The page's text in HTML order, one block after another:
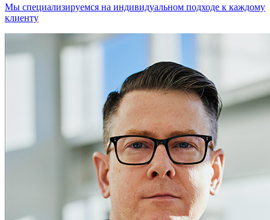
Мы специализируемся на индивидуальном подходе к каждому
клиенту